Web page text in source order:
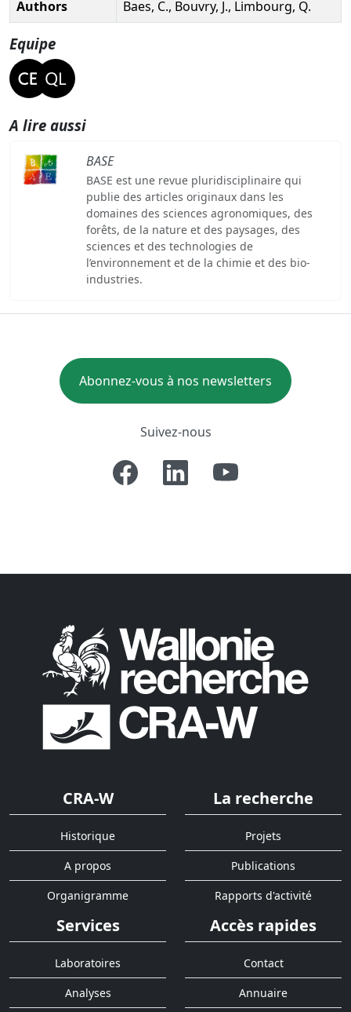
Authors Baes, C., Bouvry, J., Limbourg, Q.
Equipe
A lire aussi
BASE
BASE est une revue pluridisciplinaire qui
publie des articles originaux dans les
domaines des sciences agronomiques, des
forêts, de la nature et des paysages, des
sciences et des technologies de
l’environnement et de la chimie et des bio-
industries.
Abonnez-vous à nos newsletters
Suivez-nous
CRA-W
Historique
A propos
Organigramme
La recherche
Projets
Publications
Rapports d'activité
Services
Laboratoires
Analyses
Accès rapides
Contact
Annuaire